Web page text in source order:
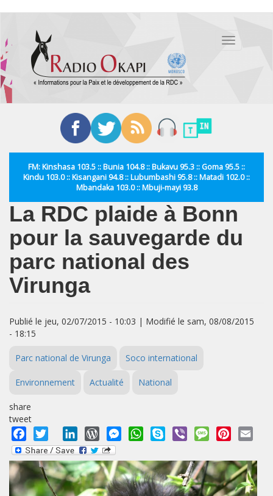
contenu
principal
Toggle
FM: Kinshasa 103.5 :: Bunia 104.8 :: Bukavu 95.3 :: Goma 95.5 ::
Kindu 103.0 :: Kisangani 94.8 :: Lubumbashi 95.8 :: Matadi 102.0 ::
Mbandaka 103.0 :: Mbuji-mayi 93.8
La RDC plaide à Bonn
pour la sauvegarde du
parc national des
Virunga
Publié le jeu, 02/07/2015 - 10:03 | Modifié le sam, 08/08/2015
- 18:15
Parc national de Virunga Soco international
Environnement Actualité National
share
tweet
Facebook
Twitter LinkedInWordPressMessengerWhatsApp
Skype Viber MessagePinterest